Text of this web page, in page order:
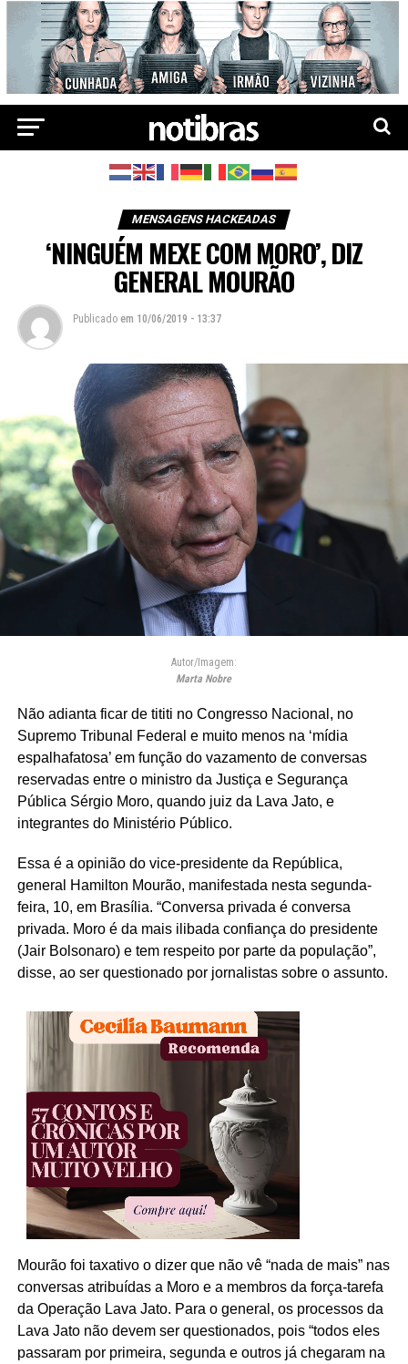
MENSAGENS HACKEADAS
‘NINGUÉM MEXE COM MORO’, DIZ
GENERAL MOURÃO
Publicado em 10/06/2019 - 13:37
Autor/Imagem:
Marta Nobre
Não adianta ficar de tititi no Congresso Nacional, no
Supremo Tribunal Federal e muito menos na ‘mídia
espalhafatosa’ em função do vazamento de conversas
reservadas entre o ministro da Justiça e Segurança
Pública Sérgio Moro, quando juiz da Lava Jato, e
integrantes do Ministério Público.
Essa é a opinião do vice-presidente da República,
general Hamilton Mourão, manifestada nesta segunda-
feira, 10, em Brasília. “Conversa privada é conversa
privada. Moro é da mais ilibada confiança do presidente
(Jair Bolsonaro) e tem respeito por parte da população”,
disse, ao ser questionado por jornalistas sobre o assunto.
Mourão foi taxativo o dizer que não vê “nada de mais” nas
conversas atribuídas a Moro e a membros da força-tarefa
da Operação Lava Jato. Para o general, os processos da
Lava Jato não devem ser questionados, pois “todos eles
passaram por primeira, segunda e outros já chegaram na